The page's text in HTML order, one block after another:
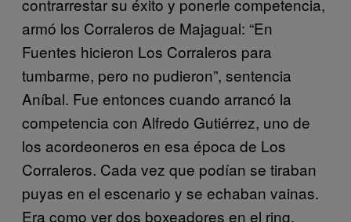
armó los Corraleros de Majagual: “En
Fuentes hicieron Los Corraleros para
tumbarme, pero no pudieron”, sentencia
Aníbal. Fue entonces cuando arrancó la
competencia con Alfredo Gutiérrez, uno de
los acordeoneros en esa época de Los
Corraleros. Cada vez que podían se tiraban
puyas en el escenario y se echaban vainas.
Era como ver dos boxeadores en el ring,